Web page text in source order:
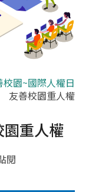
園~國際人權日
友善校園重人權
重人權
閱